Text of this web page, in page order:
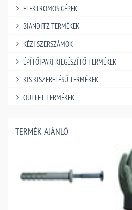
ELEKTROMOS GÉPEK
BIANDITZ TERMÉKEK
KÉZI SZERSZÁMOK
ÉPÍTŐIPARI KIEGÉSZÍTŐ TERMÉKEK
KIS KISZERELÉSŰ TERMÉKEK
OUTLET TERMÉKEK
TERMÉK AJÁNLÓ